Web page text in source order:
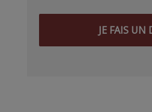
JE FAIS UN